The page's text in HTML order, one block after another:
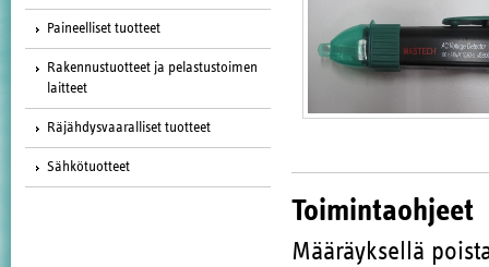
Paineelliset tuotteet
Rakennustuotteet ja pelastustoimen
laitteet
Räjähdysvaaralliset tuotteet
Sähkötuotteet
Toimintaohjeet
Määräyksellä